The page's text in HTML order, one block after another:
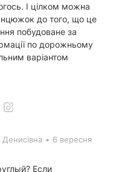
І цілком можна
до того, що це
побудоване за
по дорожньому
варіантом
• 6 вересня
Если